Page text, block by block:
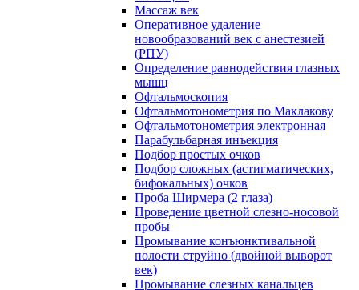
Массаж век
Оперативное удаление
новообразований век с анестезией
(РПУ)
Определение равнодействия глазных
мышц
Офтальмоскопия
Офтальмотонометрия по Маклакову
Офтальмотонометрия электронная
Парабульбарная инъекция
Подбор простых очков
Подбор сложных (астигматических,
бифокальных) очков
Проба Ширмера (2 глаза)
Проведение цветной слезно-носовой
пробы
Промывание конъюнктивальной
полости струйно (двойной выворот
век)
Промывание слезных канальцев